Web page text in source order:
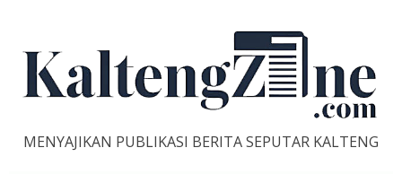
content
MENYAJIKAN PUBLIKASI BERITA SEPUTAR KALTENG